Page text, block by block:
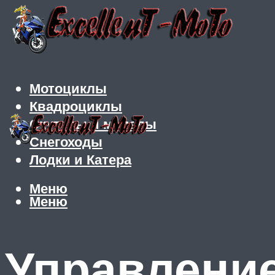
Мотоциклы
Квадроциклы
Скутеры и мопеды
Снегоходы
Лодки и Катера
Меню
Меню